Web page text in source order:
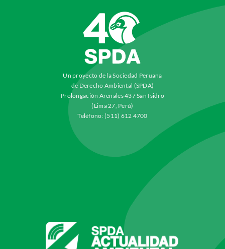
Un proyecto de la Sociedad Peruana
de Derecho Ambiental (SPDA)
Prolongación Arenales 437 San Isidro
(Lima 27, Perú)
Teléfono: (511) 612 4700